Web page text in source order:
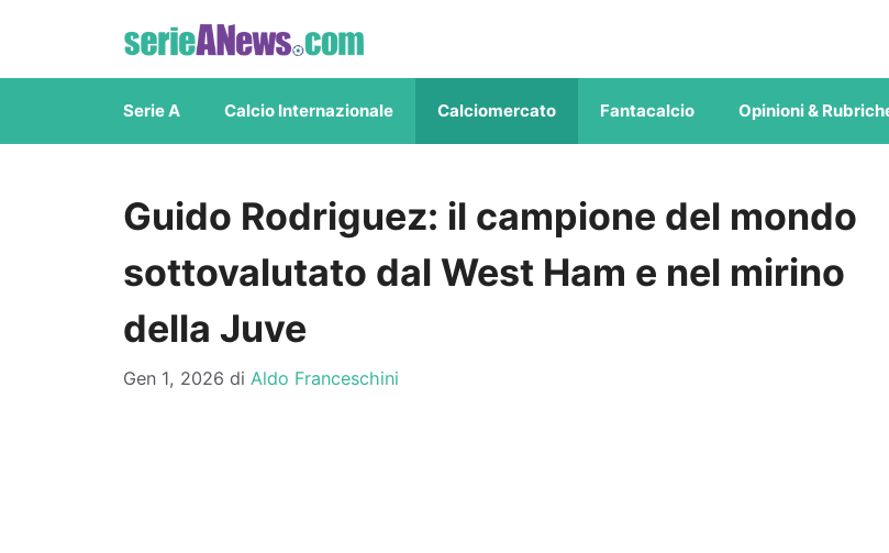
contenuto
Serie A Calcio Internazionale Calciomercato Fantacalcio Opinioni &
Guido Rodriguez: il campione del mondo
sottovalutato dal West Ham e nel mirino
della Juve
Gen 1, 2026 di Aldo Franceschini